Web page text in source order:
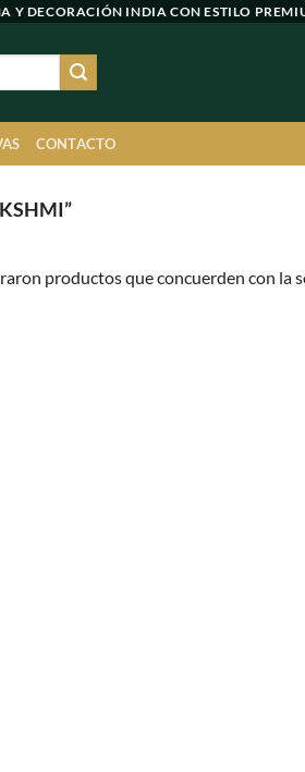
Y DECORACIÓN INDIA CON ESTILO
CONTACTO
productos que concuerden con la